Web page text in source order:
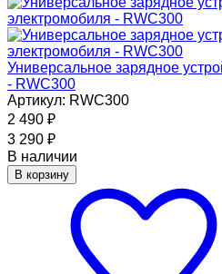
Универсальное зарядное
- RWC300
Артикул: RWC300
2 490 ₽
3 290 ₽
В наличии
В корзину